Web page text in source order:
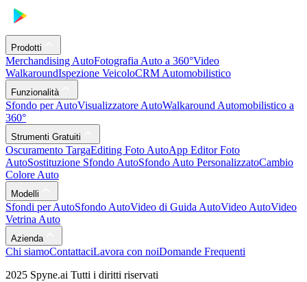
Prodotti
Merchandising AutoFotografia Auto a 360°Video
WalkaroundIspezione VeicoloCRM Automobilistico
Funzionalità
Sfondo per AutoVisualizzatore AutoWalkaround Automobilistico a
360°
Strumenti Gratuiti
Oscuramento TargaEditing Foto AutoApp Editor Foto
AutoSostituzione Sfondo AutoSfondo Auto PersonalizzatoCambio
Colore Auto
Modelli
Sfondi per AutoSfondo AutoVideo di Guida AutoVideo AutoVideo
Vetrina Auto
Azienda
Chi siamoContattaciLavora con noiDomande Frequenti
2025 Spyne.ai Tutti i diritti riservati